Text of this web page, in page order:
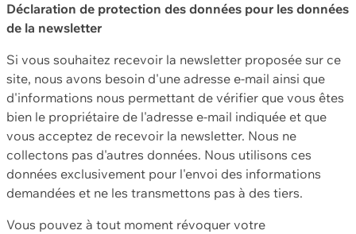
Déclaration de protection des données pour les données
de la newsletter
Si vous souhaitez recevoir la newsletter proposée sur ce
site, nous avons besoin d'une adresse e-mail ainsi que
d'informations nous permettant de vérifier que vous êtes
bien le propriétaire de l'adresse e-mail indiquée et que
vous acceptez de recevoir la newsletter. Nous ne
collectons pas d'autres données. Nous utilisons ces
données exclusivement pour l'envoi des informations
demandées et ne les transmettons pas à des tiers.
Vous pouvez à tout moment révoquer votre